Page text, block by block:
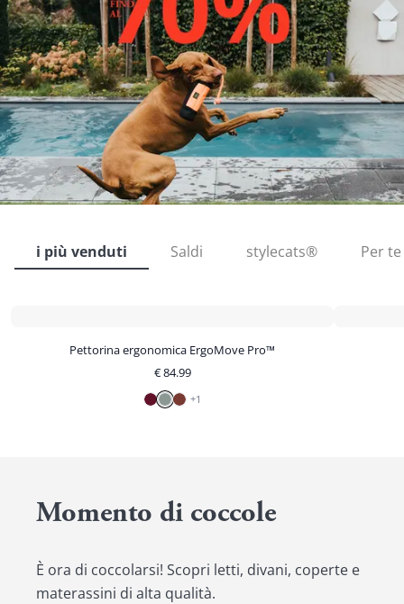
i più venduti Saldi stylecats® Per te
Pettorina ergonomica ErgoMove Pro™
€84.99
+1
Momento di coccole
È ora di coccolarsi! Scopri letti, divani, coperte e
materassini di alta qualità.